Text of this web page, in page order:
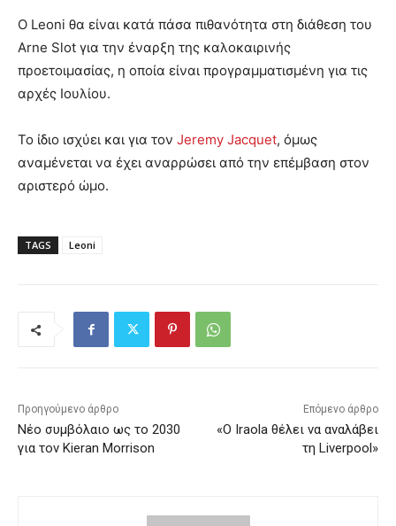
Ο Leoni θα είναι κατά πάσα πιθανότητα στη διάθεση του
Arne Slot για την έναρξη της καλοκαιρινής
προετοιμασίας, η οποία είναι προγραμματισμένη για τις
αρχές Ιουλίου.
Το ίδιο ισχύει και για τον Jeremy Jacquet, όμως
αναμένεται να έχει αναρρώσει από την επέμβαση στον
αριστερό ώμο.
TAGS Leoni
Προηγούμενο άρθρο
Νέο συμβόλαιο ως το 2030
για τον Kieran Morrison
Επόμενο άρθρο
«Ο Iraola θέλει να αναλάβει
τη Liverpool»